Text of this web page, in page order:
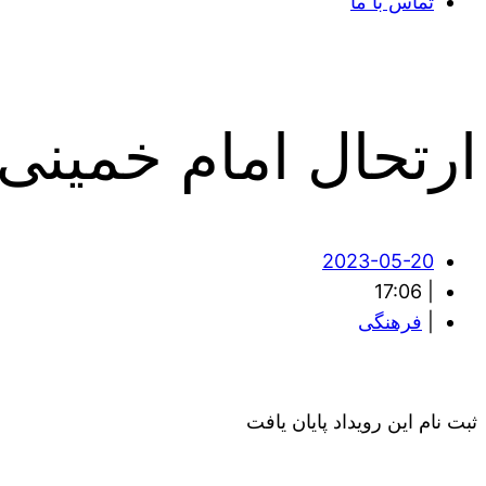
ارتحال امام
2023-05-20
17:06
فرهنگی
ثبت نام این رویداد پایان یافت